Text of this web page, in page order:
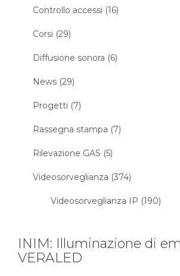
Controllo accessi (16)
Corsi (29)
Diffusione sonora (6)
News (29)
Progetti (7)
Rassegna stampa (7)
Rilevazione GAS (5)
Videosorveglianza (374)
Videosorveglianza IP (190)
INIM: Illuminazione di
VERALED